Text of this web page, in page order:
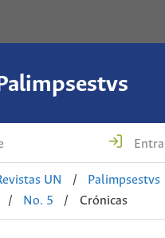
UN /
Palimpsestvs
/ No. 5 / Crónicas